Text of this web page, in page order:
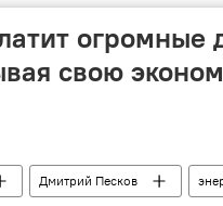
свою
Дмитрий Песков